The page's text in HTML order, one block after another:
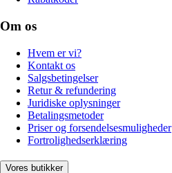
Om os
Hvem er vi?
Kontakt os
Salgsbetingelser
Retur & refundering
Juridiske oplysninger
Betalingsmetoder
Priser og forsendelsesmuligheder
Fortrolighedserklæring
Vores butikker